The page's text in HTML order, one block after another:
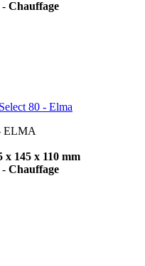
- Chauffage
80 - Elma
ELMA
x 145 x 110 mm
- Chauffage